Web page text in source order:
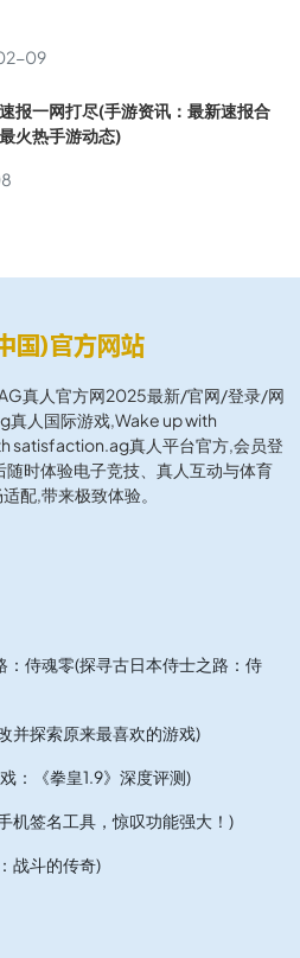
09
报一网打尽(手游资讯：最新速报合
火热手游动态)
真人官方网2025最新/官网/登录/网
人国际游戏,Wake up with
satisfaction.ag真人平台官方,会员登
时体验电子竞技、真人互动与体育
配,带来极致体验。
：侍魂零(探寻古日本侍士之路：侍
并探索原来最喜欢的游戏)
：《拳皇1.9》深度评测)
机签名工具，惊叹功能强大！)
战斗的传奇)